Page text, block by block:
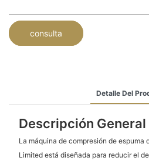
consulta
Detalle Del
Descripción
La máquina de compresión de espuma
Limited está diseñada para reducir el